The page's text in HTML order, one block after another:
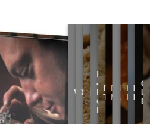
VIOLETTE
ЖЕНЕВЕР
БРАЗИЛЬЕН
BORSTBOL
-
КОНФЕТЫ
ОТ
КАШЛЯ
ПИВНОЙ
ТРЮФЕЛЬ
РУЧКИ